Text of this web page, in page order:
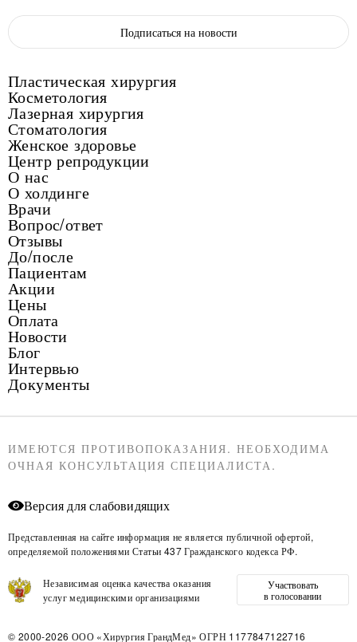
Подписаться на новости
Пластическая хирургия
Косметология
Лазерная хирургия
Стоматология
Женское здоровье
Центр репродукции
О нас
О холдинге
Врачи
Вопрос/ответ
Отзывы
До/после
Пациентам
Акции
Цены
Оплата
Новости
Блог
Интервью
Документы
ИМЕЮТСЯ ПРОТИВОПОКАЗАНИЯ. НЕОБХОДИМА
ОЧНАЯ КОНСУЛЬТАЦИЯ СПЕЦИАЛИСТА.
Версия для слабовидящих
Представленная на сайте информация не является публичной офертой,
определяемой положениями Статьи 437 Гражданского кодекса РФ.
Независимая оценка качества оказания
услуг медицинскими организациями
Участвовать
в голосовании
© 2000-2026 ООО «Хирургия ГрандМед» ОГРН 1177847122716